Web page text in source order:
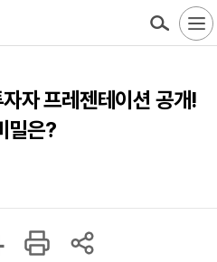
자 프레젠테이션 공개!
밀은?